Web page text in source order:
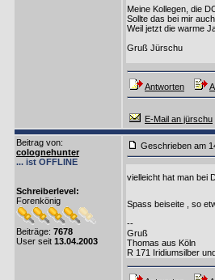
Meine Kollegen, die
Sollte das bei mir
Weil jetzt die warme
Gruß Jürschu
Antworten
E-Mail an jürschu
Beitrag von:
colognehunter
... ist OFFLINE
Schreiberlevel:
Forenkönig
Beiträge: 7678
User seit 13.04.2003
Geschrieben am
vielleicht hat man bei
Spass beiseite , so
--
Gruß
Thomas aus Köln
R 171 Iridiumsilber